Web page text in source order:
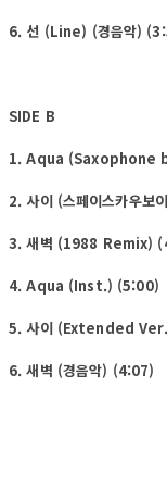
6. 선 (Line) (경음악)
SIDE B
1. Aqua (Saxophone
2. 사이 (스페이스카우
3. 새벽 (1988 Remix)
4. Aqua (Inst.) (5:00)
5. 사이 (Extended
6. 새벽 (경음악) (4:07)